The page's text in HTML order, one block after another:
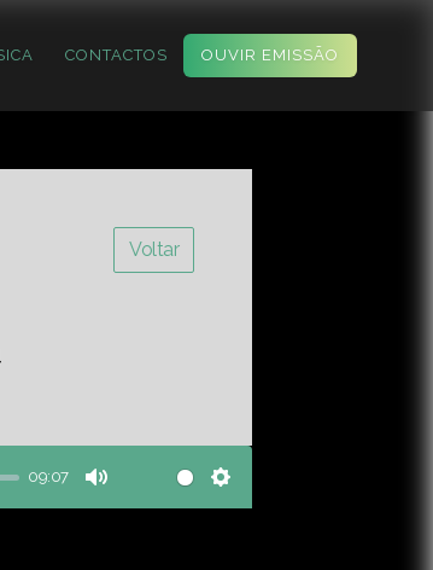
CONTACTOS OUVIR EMISSÃO
Voltar
09:07
Mute Settings